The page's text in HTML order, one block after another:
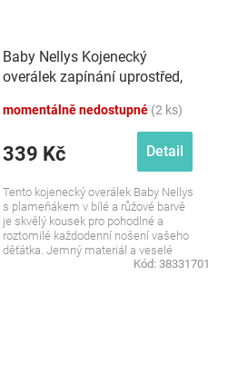
Baby Nellys Kojenecký
overálek zapínání uprostřed,
momentálně nedostupné (2 ks)
339 Kč Detail
Tento kojenecký overálek Baby Nellys
s plameňákem v bílé a růžové barvě
je skvělý kousek pro pohodlné a
roztomilé každodenní nošení vašeho
děťátka. Jemný materiál a veselé
Kód: 38331701